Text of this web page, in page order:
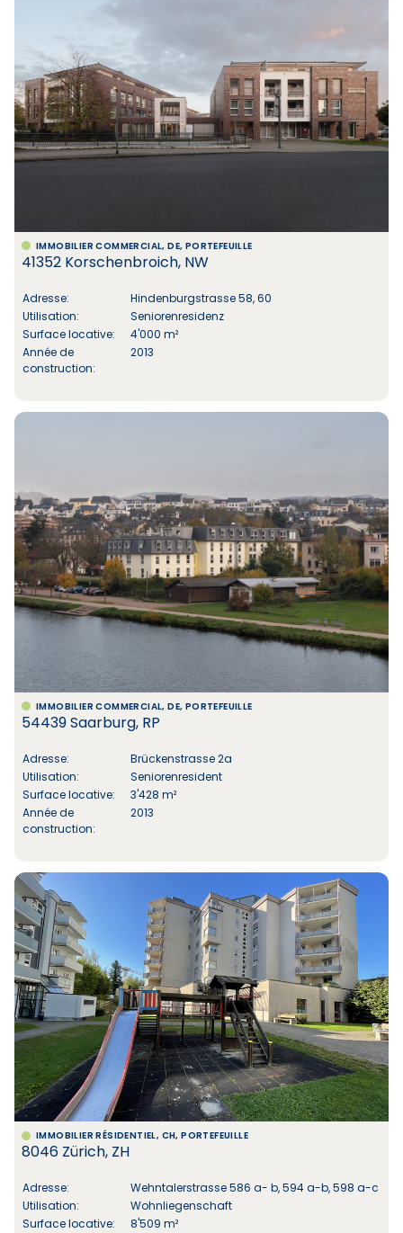
IMMOBILIER COMMERCIAL, DE, PORTEFEUILLE
41352 Korschenbroich, NW
Adresse:
Hindenburgstrasse 58, 60
Utilisation:
Seniorenresidenz
Surface locative:
4'000 m²
Année de
construction:
2013
IMMOBILIER COMMERCIAL, DE, PORTEFEUILLE
54439 Saarburg, RP
Adresse:
Brückenstrasse 2a
Utilisation:
Seniorenresident
Surface locative:
3'428 m²
Année de
construction:
2013
IMMOBILIER RÉSIDENTIEL, CH, PORTEFEUILLE
8046 Zürich, ZH
Adresse:
Wehntalerstrasse 586 a- b, 594 a-b, 598 a-c
Utilisation:
Wohnliegenschaft
Surface locative:
8'509 m²